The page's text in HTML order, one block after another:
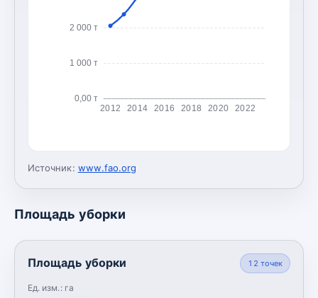
0,00 т
1 000 т
2 000 т
2012 2014 2016 2018 2020 2022
Источник: www.fao.org
Площадь уборки
Площадь уборки
Ед. изм.: га
12 точек